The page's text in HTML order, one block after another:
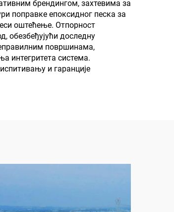
брендингом, захтевима за
поправке епоксидног песка за
оштећење. Отпорност
обезбеђујући доследну
површинама,
интегритета система.
и гаранције